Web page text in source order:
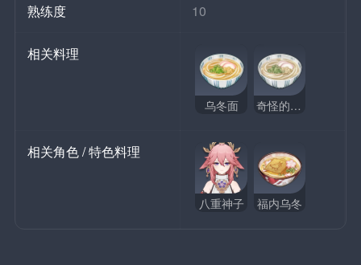
熟练度 10
相关料理
乌冬面 奇怪的乌冬面
相关角色 / 特色料理
八重神子 福内乌冬